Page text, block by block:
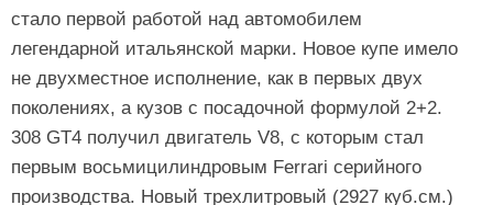
стало первой работой над автомобилем
легендарной итальянской марки. Новое купе имело
не двухместное исполнение, как в первых двух
поколениях, а кузов с посадочной формулой 2+2.
308 GT4 получил двигатель V8, с которым стал
первым восьмицилиндровым Ferrari серийного
производства. Новый трехлитровый (2927 куб.см.)